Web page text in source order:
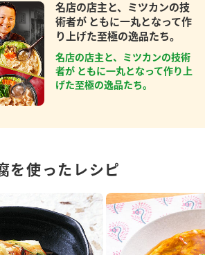
名店の店主と、ミツカンの技
術者が ともに一丸となって作
り上げた至極の逸品たち。
名店の店主と、ミツカンの技術
者が ともに一丸となって作り上
げた至極の逸品たち。
を使ったレシピ